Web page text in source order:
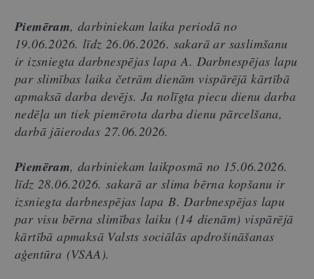
Piemēram, darbiniekam laika periodā no
19.06.2026. līdz 26.06.2026. sakarā ar saslimšanu
ir izsniegta darbnespējas lapa A. Darbnespējas lapu
par slimības laika četrām dienām vispārējā kārtībā
apmaksā darba devējs. Ja nolīgta piecu dienu darba
nedēļa un tiek piemērota darba dienu pārcelšana,
darbā jāierodas 27.06.2026.
Piemēram, darbiniekam laikposmā no 15.06.2026.
līdz 28.06.2026. sakarā ar slima bērna kopšanu ir
izsniegta darbnespējas lapa B. Darbnespējas lapu
par visu bērna slimības laiku (14 dienām) vispārējā
kārtībā apmaksā Valsts sociālās apdrošināšanas
aģentūra (VSAA).